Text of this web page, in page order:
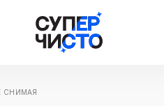
СНИМАЯ